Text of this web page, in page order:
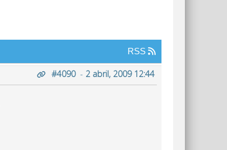
RSS
#4090- 2 abril, 2009 12:44